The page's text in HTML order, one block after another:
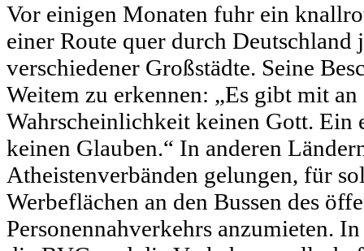
Vor einigen Monaten fuhr ein
einer Route quer durch
verschiedener Großstädte. Seine
Weitem zu erkennen: „Es gibt mit
Wahrscheinlichkeit keinen Gott. Ein
keinen Glauben.“ In anderen
Atheistenverbänden gelungen, für
Werbeflächen an den Bussen des
Personennahverkehrs anzumieten.